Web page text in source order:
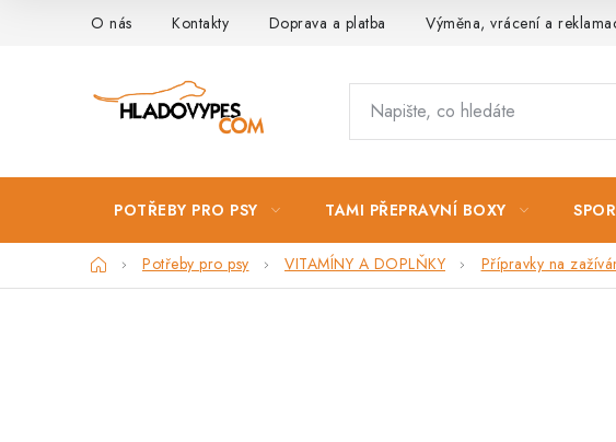
O nás Kontakty Doprava a platba Výměna, vrácení a
POTŘEBY PRO PSY TAMI PŘEPRAVNÍ BOXY
DomůPotřeby pro psy VITAMÍNY A DOPLŇKY Přípravky na